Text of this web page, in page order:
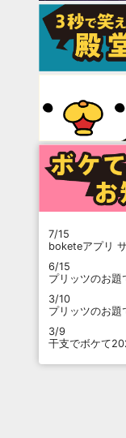
7/15
boketeアプリ
6/15
プリッツのお題
3/10
プリッツのお題
3/9
干支でボケて